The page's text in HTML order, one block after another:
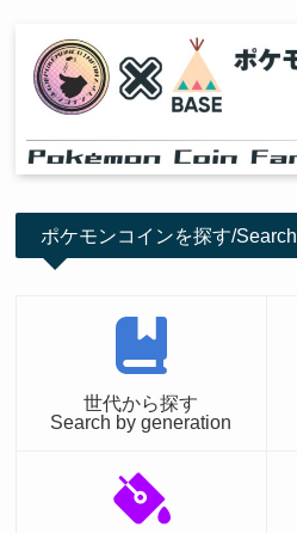
ポケモンコインを探す/Search
世代から探す
Search by generation